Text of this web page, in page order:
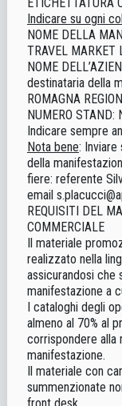
Indicare su ogni
NOME DELLA
TRAVEL MARKET
NOME
destinataria della
ROMAGNA REGION
NUMERO STAND:
Indicare sempre
Nota bene: Inviare
della
fiere: referente
email
REQUISITI DEL
COMMERCIALE
Il materiale
realizzato nella
assicurandosi che
manifestazione a
I cataloghi degli
almeno al 70% al
corrispondere alla
manifestazione.
Il materiale con
summenzionate